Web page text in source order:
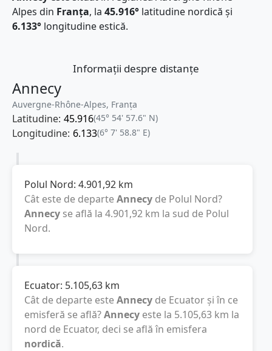
Alpes din Franţa, la 45.916° latitudine nordică și
6.133° longitudine estică.
Informații despre distanțe
Annecy
Auvergne-Rhône-Alpes, Franţa
Latitudine: 45.916(45° 54' 57.6" N)
Longitudine: 6.133(6° 7' 58.8" E)
Polul Nord: 4.901,92 km
Cât este de departeAnnecy de Polul Nord?
Annecy se află la 4.901,92 km la sud de Polul
Nord.
Ecuator: 5.105,63 km
Cât de departe esteAnnecy de Ecuator și în ce
emisferă se află?Annecy este la 5.105,63 km la
nord de Ecuator, deci se află în emisfera
nordică.